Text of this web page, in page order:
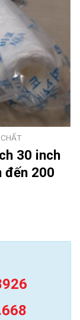
30 inch
đến 200